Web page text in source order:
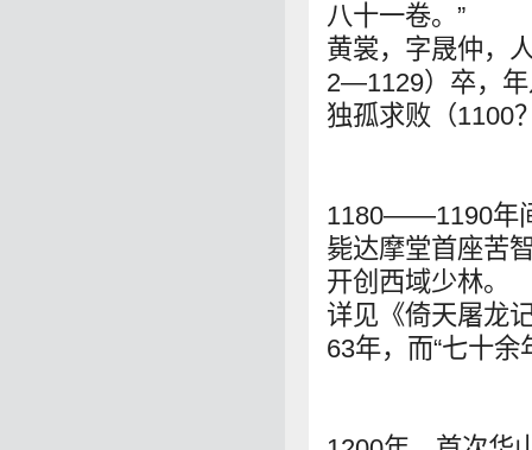
八十一卷。”
黄裳，字晟仲，
2—1129）卒，
独孤求败（1100
1180——1190年
毙达摩堂首座苦
开创西域少林。
详见《倚天屠龙
63年，而“七十